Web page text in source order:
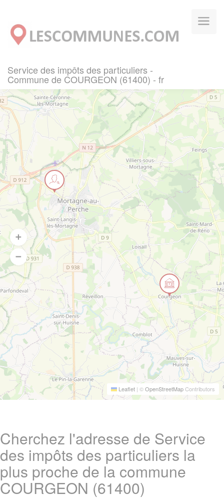
Service des impôts des particuliers -
Commune de COURGEON (61400) - fr
Leaflet | ©OpenStreetMapContributors
Cherchez l'adresse de Service
des impôts des particuliers la
plus proche de la commune
COURGEON (61400)